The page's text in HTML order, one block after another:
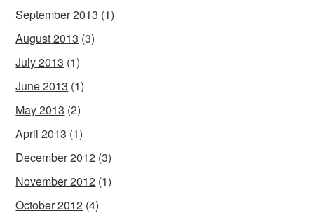
September 2013 (1)
August 2013 (3)
July 2013 (1)
June 2013 (1)
May 2013 (2)
April 2013 (1)
December 2012 (3)
November 2012 (1)
October 2012 (4)